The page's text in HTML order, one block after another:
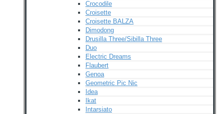
Crocodile
Croisette
Croisette BALZA
Dimodong
Drusilla Three/Sibilla Three
Duo
Electric Dreams
Flaubert
Genoa
Geometric Pic Nic
Idea
Ikat
Intarsiato